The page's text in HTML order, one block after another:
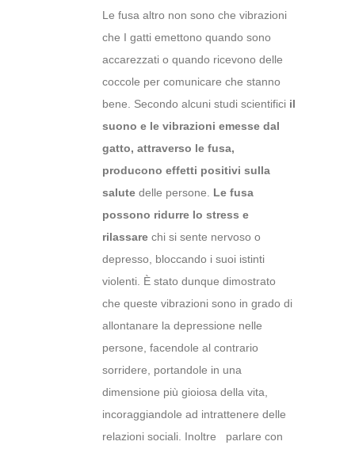
Le fusa altro non sono che vibrazioni
che I gatti emettono quando sono
accarezzati o quando ricevono delle
coccole per comunicare che stanno
bene. Secondo alcuni studi scientifici il
suono e le vibrazioni emesse dal
gatto, attraverso le fusa,
producono effetti positivi sulla
salute delle persone. Le fusa
possono ridurre lo stress e
rilassare chi si sente nervoso o
depresso, bloccando i suoi istinti
violenti. È stato dunque dimostrato
che queste vibrazioni sono in grado di
allontanare la depressione nelle
persone, facendole al contrario
sorridere, portandole in una
dimensione più gioiosa della vita,
incoraggiandole ad intrattenere delle
relazioni sociali. Inoltre parlare con